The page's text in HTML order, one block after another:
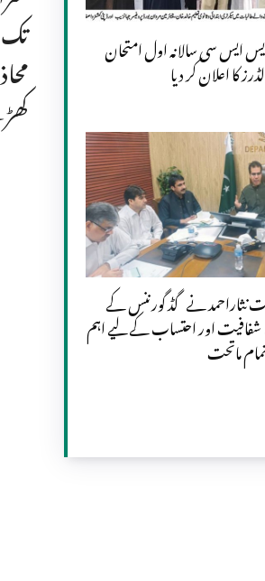
ایس سی سالانہ اول امتحان
نثاراحمد نے گڈ گورننس کے
شفافیت اور احتساب کے لیے اہم